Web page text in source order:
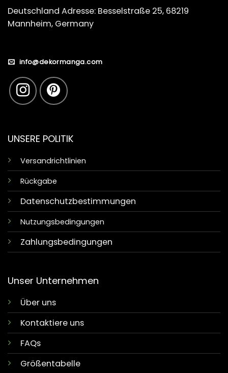
Deutschland Adresse: Besselstraße 25, 68219
Mannheim, Germany
info@dekormanga.com
UNSERE POLITIK
Versandrichtlinien
Rückgabe
Datenschutzbestimmungen
Nutzungsbedingungen
Zahlungsbedingungen
Unser Unternehmen
Über uns
Kontaktiere uns
FAQs
Größentabelle